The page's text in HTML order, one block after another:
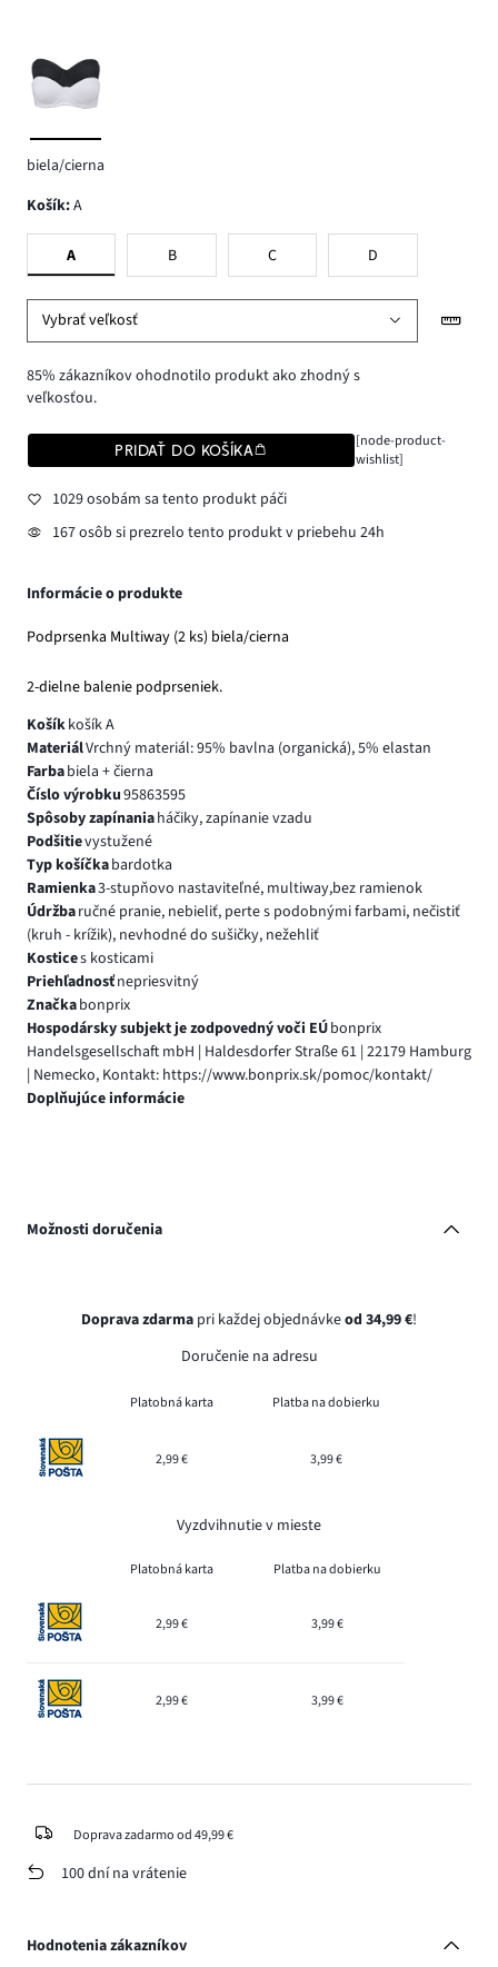
biela/cierna
Košík:A
A B C D
Vybrať veľkosť
85% zákazníkov ohodnotilo produkt ako zhodný s
veľkosťou.
PRIDAŤ DO KOŠÍKA
[node-product-
wishlist]
1029 osobám sa tento produkt páči
167 osôb si prezrelo tento produkt v priebehu 24h
Informácie o produkte
Podprsenka Multiway (2 ks) biela/cierna
2-dielne balenie podprseniek.
Košíkkošík A
MateriálVrchný materiál: 95% bavlna (organická), 5% elastan
Farbabiela + čierna
Číslo výrobku95863595
Spôsoby zapínaniaháčiky, zapínanie vzadu
Podšitievystužené
Typ košíčkabardotka
Ramienka3-stupňovo nastaviteľné, multiway,bez ramienok
Údržbaručné pranie, nebieliť, perte s podobnými farbami, nečistiť
(kruh - krížik), nevhodné do sušičky, nežehliť
Kostices kosticami
Priehľadnosťnepriesvitný
Značkabonprix
Hospodársky subjekt je zodpovedný voči EÚbonprix
Handelsgesellschaft mbH | Haldesdorfer Straße 61 | 22179 Hamburg
| Nemecko, Kontakt: https://www.bonprix.sk/pomoc/kontakt/
Doplňujúce informácie
Možnosti doručenia
Doprava zdarma pri každej objednávkeod 34,99 €!
Doručenie na adresu
Platobná karta Platba na dobierku
2,99 € 3,99 €
Vyzdvihnutie v mieste
Platobná karta Platba na dobierku
2,99 € 3,99 €
2,99 € 3,99 €
Doprava zadarmo od 49,99 €
100 dní na vrátenie
Hodnotenia zákazníkov